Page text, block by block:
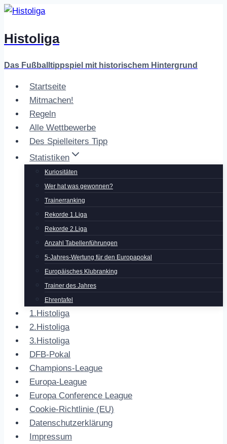
Zum
springen
Histoliga
Das Fußballtippspiel mit historischem Hintergrund
Startseite
Mitmachen!
Regeln
Alle Wettbewerbe
Des Spielleiters Tipp
Statistiken
Kuriositäten
Wer hat was gewonnen?
Trainerranking
Rekorde 1.Liga
Rekorde 2.Liga
Anzahl Tabellenführungen
5-Jahres-Wertung für den Europapokal
Europäisches Klubranking
Trainer des Jahres
Ehrentafel
1.Histoliga
2.Histoliga
3.Histoliga
DFB-Pokal
Champions-League
Europa-League
Europa Conference League
Cookie-Richtlinie (EU)
Datenschutzerklärung
Impressum